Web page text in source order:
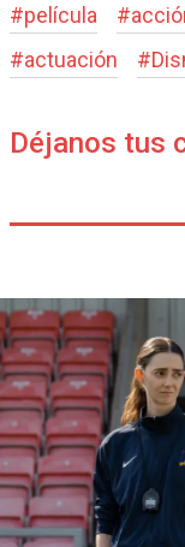
#película #
#actuación #
Déjanos tus